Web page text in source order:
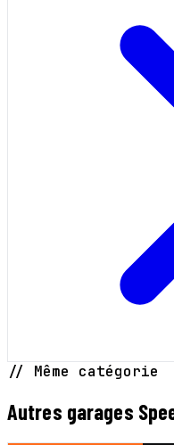
// Même catégorie
Autres garages